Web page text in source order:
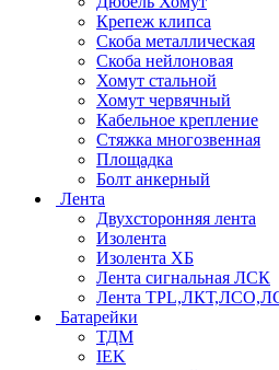
Крепеж клипса
Скоба металлическая
Скоба нейлоновая
Хомут стальной
Хомут червячный
Кабельное крепление
Стяжка многозвенная
Площадка
Болт анкерный
Лента
Двухсторонняя лента
Изолента
Изолента ХБ
Лента сигнальная ЛСК
Лента
Батарейки
ТДМ
IEK